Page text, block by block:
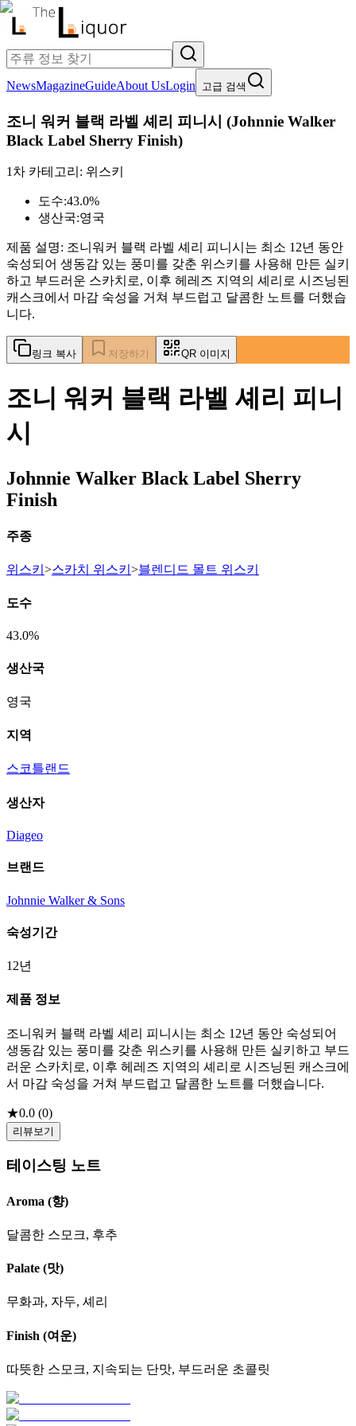
NewsMagazineGuideAbout UsLogin 고급 검색
조니 워커 블랙 라벨 셰리 피니시 (Johnnie Walker
Black Label Sherry Finish)
1차 카테고리: 위스키
도수:43.0%
생산국:영국
제품 설명: 조니워커 블랙 라벨 셰리 피니시는 최소 12년 동안
숙성되어 생동감 있는 풍미를 갖춘 위스키를 사용해 만든 실키
하고 부드러운 스카치로, 이후 헤레즈 지역의 셰리로 시즈닝된
캐스크에서 마감 숙성을 거쳐 부드럽고 달콤한 노트를 더했습
니다.
링크 복사 저장하기 QR 이미지
조니 워커 블랙 라벨 셰리 피니
시
Johnnie Walker Black Label Sherry
Finish
주종
위스키 >스카치 위스키 >블렌디드 몰트 위스키
도수
43.0%
생산국
영국
지역
스코틀랜드
생산자
Diageo
브랜드
Johnnie Walker & Sons
숙성기간
12년
제품 정보
조니워커 블랙 라벨 셰리 피니시는 최소 12년 동안 숙성되어
생동감 있는 풍미를 갖춘 위스키를 사용해 만든 실키하고 부드
러운 스카치로, 이후 헤레즈 지역의 셰리로 시즈닝된 캐스크에
서 마감 숙성을 거쳐 부드럽고 달콤한 노트를 더했습니다.
★0.0 (0)
리뷰보기
테이스팅 노트
Aroma (향)
달콤한 스모크, 후추
Palate (맛)
무화과, 자두, 셰리
Finish (여운)
따뜻한 스모크, 지속되는 단맛, 부드러운 초콜릿